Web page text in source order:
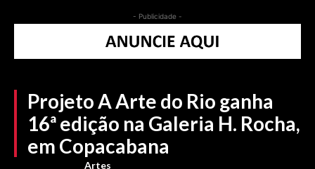
- Publicidade -
Projeto A Arte do Rio ganha
16ª edição na Galeria H. Rocha,
em Copacabana
Artes